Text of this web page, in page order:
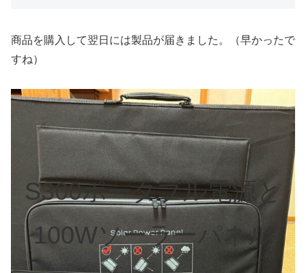
商品を購入して翌日には製品が届きました。（早かったで
すね）
S300ポータブル電源と
100Wソーラーパネル